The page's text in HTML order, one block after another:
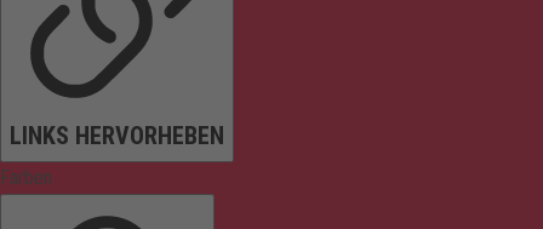
LINKS HERVORHEBEN
Farben